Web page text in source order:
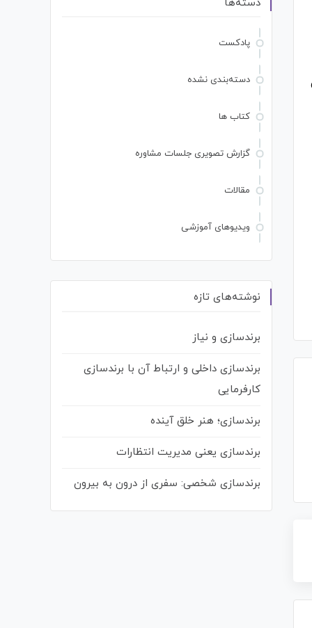
دسته‌ها
پادکست
دسته‌بندی نشده
کتاب ها
گزارش تصویری جلسات مشاوره
مقالات
ویدیوهای آموزشی
نوشته‌های تازه
برندسازی و نیاز
برندسازی داخلی و ارتباط آن با برندسازی
کارفرمایی
برندسازی؛ هنر خلق آینده
برندسازی یعنی مدیریت انتظارات
برندسازی شخصی: سفری از درون به بیرون